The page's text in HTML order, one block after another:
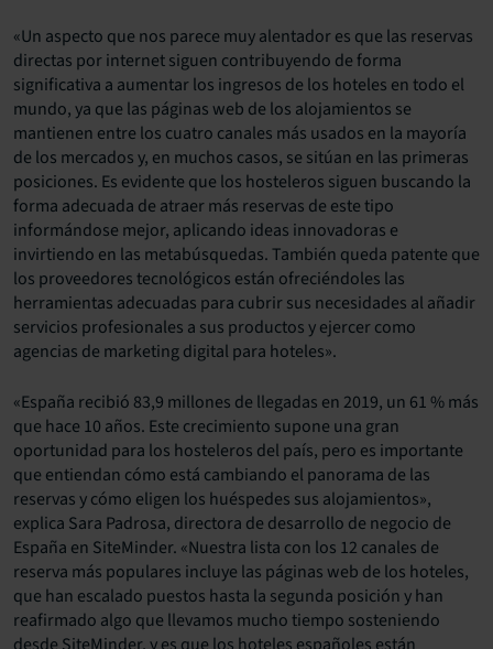
«Un aspecto que nos parece muy alentador es que las reservas
directas por internet siguen contribuyendo de forma
significativa a aumentar los ingresos de los hoteles en todo el
mundo, ya que las páginas web de los alojamientos se
mantienen entre los cuatro canales más usados en la mayoría
de los mercados y, en muchos casos, se sitúan en las primeras
posiciones. Es evidente que los hosteleros siguen buscando la
forma adecuada de atraer más reservas de este tipo
informándose mejor, aplicando ideas innovadoras e
invirtiendo en las metabúsquedas. También queda patente que
los proveedores tecnológicos están ofreciéndoles las
herramientas adecuadas para cubrir sus necesidades al añadir
servicios profesionales a sus productos y ejercer como
agencias de marketing digital para hoteles».
«España recibió 83,9 millones de llegadas en 2019, un 61 % más
que hace 10 años. Este crecimiento supone una gran
oportunidad para los hosteleros del país, pero es importante
que entiendan cómo está cambiando el panorama de las
reservas y cómo eligen los huéspedes sus alojamientos»,
explica Sara Padrosa, directora de desarrollo de negocio de
España en SiteMinder. «Nuestra lista con los 12 canales de
reserva más populares incluye las páginas web de los hoteles,
que han escalado puestos hasta la segunda posición y han
reafirmado algo que llevamos mucho tiempo sosteniendo